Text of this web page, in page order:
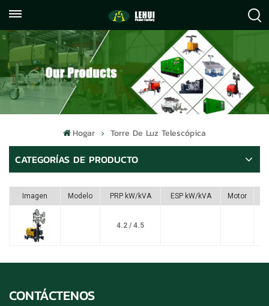
059122071372
info@lehuipowerfactory.com
Hogar Torre De Luz Telescópica
CATEGORÍAS DE PRODUCTO
Imagen Modelo PRP kW/kVA ESP kW/kVA Motor
4.2 / 4.5
CONTÁCTENOS